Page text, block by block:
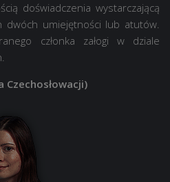
doświadczenia wystarczającą
dwóch umiejętności lub atutów.
członka załogi w dziale